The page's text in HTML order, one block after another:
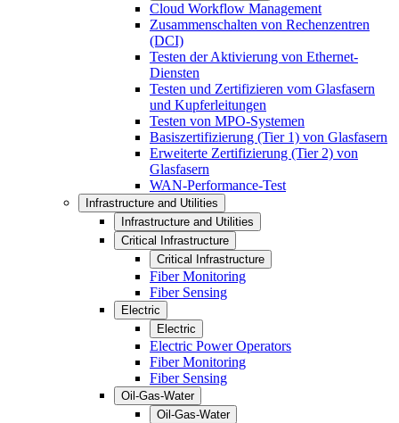
Cloud Workflow Management
Zusammenschalten von Rechenzentren
(DCI)
Testen der Aktivierung von Ethernet-
Diensten
Testen und Zertifizieren vom Glasfasern
und Kupferleitungen
Testen von MPO-Systemen
Basiszertifizierung (Tier 1) von Glasfasern
Erweiterte Zertifizierung (Tier 2) von
Glasfasern
WAN-Performance-Test
Infrastructure and Utilities
Infrastructure and Utilities
Critical Infrastructure
Critical Infrastructure
Fiber Monitoring
Fiber Sensing
Electric
Electric
Electric Power Operators
Fiber Monitoring
Fiber Sensing
Oil-Gas-Water
Oil-Gas-Water